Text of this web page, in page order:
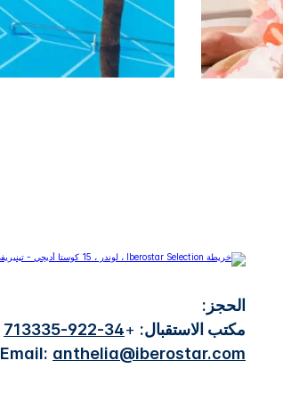
الحجز:
مكتب الاستقبال: +
34-922-713335
Email: anthelia@iberostar.com